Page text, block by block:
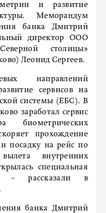
и развитие
Меморандум
банка Дмитрий
директор ООО
столицы»
Леонид Сергеев.
направлений
сервисов на
системы (ЕБС). В
заработал сервис
прохождение
посадку на рейс по
внутренних
специальная
– рассказали в
банка Дмитрий